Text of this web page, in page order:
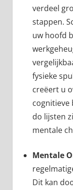
verdeel
stappen.
uw hoofd
fysieke
creëert u
cognitieve
do lijsten
mentale
Mentale
Dit kan